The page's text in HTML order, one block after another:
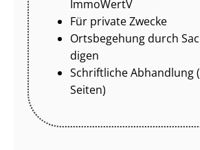
ImmoWertV
Für private Zwecke
Ortsbegehung durch
di­gen
Schriftliche Abhandlung
Seiten)